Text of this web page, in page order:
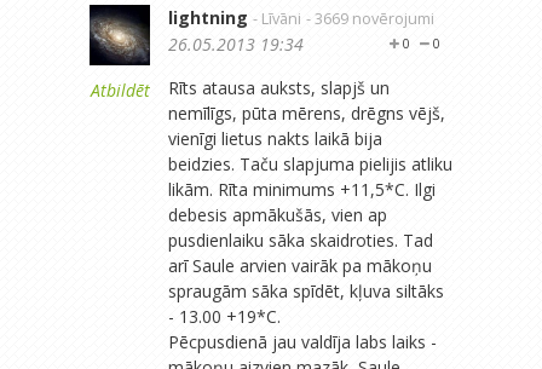
Atbildēt
lightning - Līvāni - 3669 novērojumi
0
0
26.05.2013 19:34
Rīts atausa auksts, slapjš un
nemīlīgs, pūta mērens, drēgns vējš,
vienīgi lietus nakts laikā bija
beidzies. Taču slapjuma pielijis atliku
likām. Rīta minimums +11,5*C. Ilgi
debesis apmākušās, vien ap
pusdienlaiku sāka skaidroties. Tad
arī Saule arvien vairāk pa mākoņu
spraugām sāka spīdēt, kļuva siltāks
- 13.00 +19*C.
Pēcpusdienā jau valdīja labs laiks -